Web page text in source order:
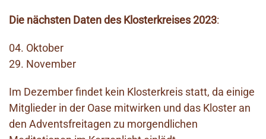
Die nächsten Daten des Klosterkreises 2023:
04. Oktober
29. November
Im Dezember findet kein Klosterkreis statt, da einige
Mitglieder in der Oase mitwirken und das Kloster an
den Adventsfreitagen zu morgendlichen